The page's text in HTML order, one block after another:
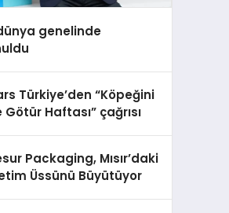
genelinde
Türkiye’den “Köpeğini
Götür Haftası” çağrısı
Packaging, Mısır’daki
Üssünü Büyütüyor